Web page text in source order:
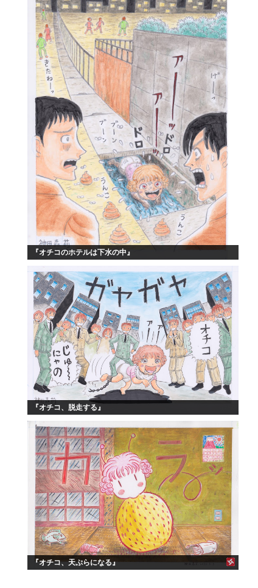
『オチコのホテルは下水の中』
『オチコ、脱走する』
『オチコ、天ぷらになる』